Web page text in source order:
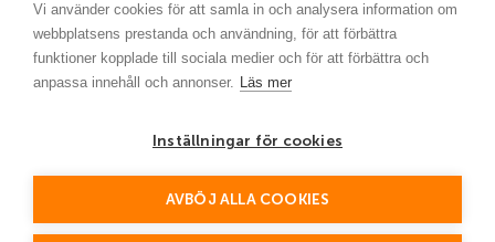
Vi använder cookies för att samla in och analysera information om
webbplatsens prestanda och användning, för att förbättra
funktioner kopplade till sociala medier och för att förbättra och
anpassa innehåll och annonser. Läs mer
Inställningar för cookies
AVBÖJ ALLA COOKIES
This site is protected by reCAPTCHA and the Google
Policy and Terms of Service apply.